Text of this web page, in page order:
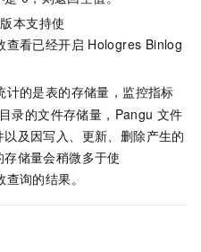
本支持使
查看已经开启 Hologres Binlog
计的是表的存储量，监控指标
目录的文件存储量，Pangu 文件
及因写入、更新、删除产生的
储量会稍微多于使
查询的结果。